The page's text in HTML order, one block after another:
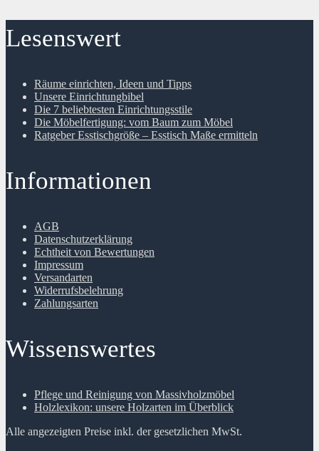
Lesenswert
Räume einrichten, Ideen und Tipps
Unsere Einrichtungbibel
Die 7 beliebtesten Einrichtungsstile
Die Möbelfertigung: vom Baum zum Möbel
Ratgeber Esstischgröße – Esstisch Maße ermitteln
Informationen
AGB
Datenschutzerklärung
Echtheit von Bewertungen
Impressum
Versandarten
Widerrufsbelehrung
Zahlungsarten
Wissenswertes
Pflege und Reinigung von Massivholzmöbel
Holzlexikon: unsere Holzarten im Überblick
Alle angezeigten Preise inkl. der gesetzlichen MwSt.